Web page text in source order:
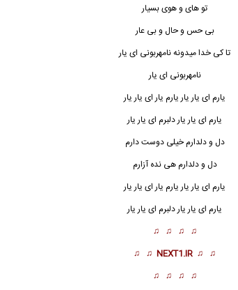
تو های و هوی بسیار
بی حس و حال و بی عار
تا کی خدا میدونه نامهربونی ای یار
نامهربونی ای یار
یارم ای یار یار یارم یار ای یار یار
یارم ای یار یار دلبرم ای یار یار
دل و دلدارم خیلی دوست دارم
دل و دلدارم هی نده آزارم
یارم ای یار یار یارم یار ای یار یار
یارم ای یار یار دلبرم ای یار یار
♫ ♫ ♫ ♫
♫ ♫
NEXT1.IR
♫ ♫
♫ ♫ ♫ ♫